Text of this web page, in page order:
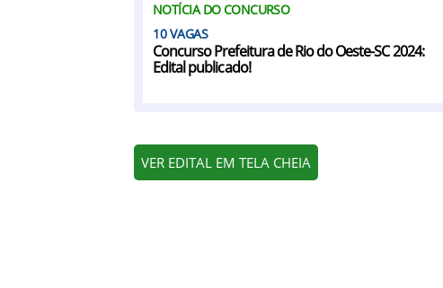
NOTÍCIA DO CONCURSO
10
Concurso Prefeitura de Rio do Oeste-SC 2024:
Edital publicado!
VER EDITAL EM TELA CHEIA